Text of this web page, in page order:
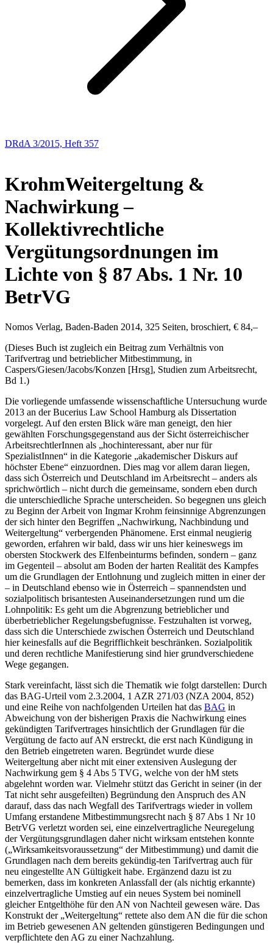
DRdA 3/2015, Heft 357
KrohmWeitergeltung &
Nachwirkung –
Kollektivrechtliche
Vergütungsordnungen im
Lichte von § 87 Abs. 1 Nr. 10
BetrVG
Nomos Verlag, Baden-Baden 2014, 325 Seiten, broschiert, € 84,–
(Dieses Buch ist zugleich ein Beitrag zum Verhältnis von
Tarifvertrag und betrieblicher Mitbestimmung, in
Caspers/Giesen/Jacobs/Konzen [Hrsg], Studien zum Arbeitsrecht,
Bd 1.)
Die vorliegende umfassende wissenschaftliche Untersuchung wurde
2013 an der Bucerius Law School Hamburg als Dissertation
vorgelegt. Auf den ersten Blick wäre man geneigt, den hier
gewählten Forschungsgegenstand aus der Sicht österreichischer
ArbeitsrechtlerInnen als „hochinteressant, aber nur für
SpezialistInnen“ in die Kategorie „akademischer Diskurs auf
höchster Ebene“ einzuordnen. Dies mag vor allem daran liegen,
dass sich Österreich und Deutschland im Arbeitsrecht – anders als
sprichwörtlich – nicht durch die gemeinsame, sondern eben durch
die unterschiedliche Sprache unterscheiden. So begegnen uns gleich
zu Beginn der Arbeit von Ingmar Krohm feinsinnige Abgrenzungen
der sich hinter den Begriffen „Nachwirkung, Nachbindung und
Weitergeltung“ verbergenden Phänomene. Erst einmal neugierig
geworden, erfahren wir bald, dass wir uns hier keineswegs im
obersten Stockwerk des Elfenbeinturms befinden, sondern – ganz
im Gegenteil – absolut am Boden der harten Realität des Kampfes
um die Grundlagen der Entlohnung und zugleich mitten in einer der
– in Deutschland ebenso wie in Österreich – spannendsten und
sozialpolitisch brisantesten Auseinandersetzungen rund um die
Lohnpolitik: Es geht um die Abgrenzung betrieblicher und
überbetrieblicher Regelungsbefugnisse. Festzuhalten ist vorweg,
dass sich die Unterschiede zwischen Österreich und Deutschland
hier keinesfalls auf die Begrifflichkeit beschränken. Sozialpolitik
und deren rechtliche Manifestierung sind hier grundverschiedene
Wege gegangen.
Stark vereinfacht, lässt sich die Thematik wie folgt darstellen: Durch
das BAG-Urteil vom 2.3.2004, 1 AZR 271/03 (NZA 2004, 852)
und eine Reihe von nachfolgenden Urteilen hat das BAG in
Abweichung von der bisherigen Praxis die Nachwirkung eines
gekündigten Tarifvertrages hinsichtlich der Grundlagen für die
Vergütung de facto auf AN erstreckt, die erst nach Kündigung in
den Betrieb eingetreten waren. Begründet wurde diese
Weitergeltung aber nicht mit einer extensiven Auslegung der
Nachwirkung gem § 4 Abs 5 TVG, welche von der hM stets
abgelehnt worden war. Vielmehr stützt das Gericht in seiner (in der
Tat nicht sehr ausgefeilten) Begründung den Anspruch des AN
darauf, dass das nach Wegfall des Tarifvertrags wieder in vollem
Umfang erstandene Mitbestimmungsrecht nach § 87 Abs 1 Nr 10
BetrVG verletzt worden sei, eine einzelvertragliche Neuregelung
der Vergütungsgrundlagen daher nicht wirksam entstehen konnte
(„Wirksamkeitsvoraussetzung“ der Mitbestimmung) und damit die
Grundlagen nach dem bereits gekündig-ten Tarifvertrag auch für
neu eingestellte AN Gültigkeit habe. Ergänzend dazu ist zu
bemerken, dass im konkreten Anlassfall der (als nichtig erkannte)
einzelvertragliche Umstieg auf ein neues System bei nominell
gleicher Entgelthöhe für den AN von Nachteil gewesen wäre. Das
Konstrukt der „Weitergeltung“ rettete also dem AN die für die schon
im Betrieb gewesenen AN geltenden günstigeren Bedingungen und
verpflichtete den AG zu einer Nachzahlung.